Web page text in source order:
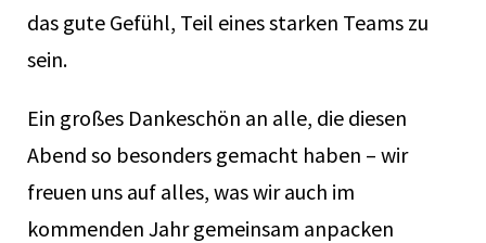
das gute Gefühl, Teil eines starken Teams zu
sein.
Ein großes Dankeschön an alle, die diesen
Abend so besonders gemacht haben – wir
freuen uns auf alles, was wir auch im
kommenden Jahr gemeinsam anpacken